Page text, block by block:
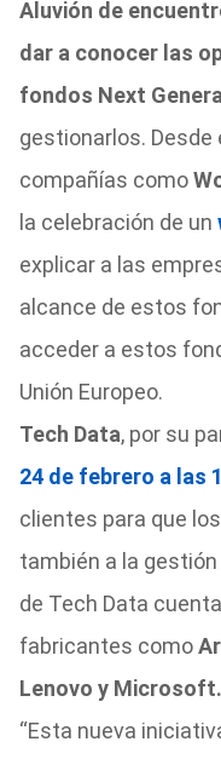
Aluvión de
dar a conocer las
fondos Next
gestionarlos.
compañías como
la celebración de un
explicar a las
alcance de estos
acceder a estos
Unión Europeo.
Tech Data, por su
24 de febrero a las
clientes para que
también a la
de Tech Data
fabricantes como
Lenovo y Microsoft.
“Esta nueva